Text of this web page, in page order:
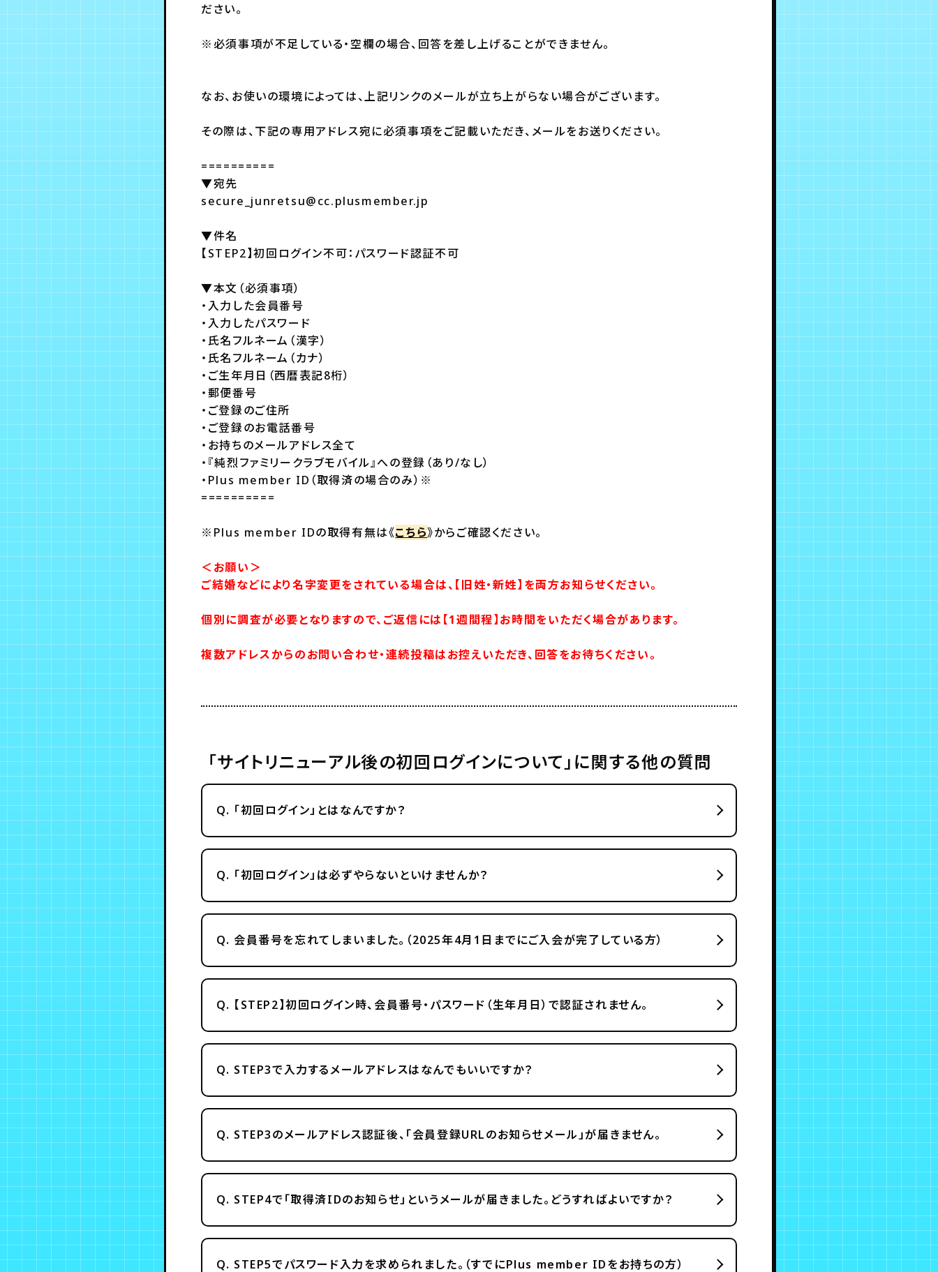
ださい。
※必須事項が不足している・空欄の場合、回答を差し上げることができません。
なお、お使いの環境によっては、上記リンクのメールが立ち上がらない場合がございます。
その際は、下記の専用アドレス宛に必須事項をご記載いただき、メールをお送りください。
==========
▼宛先
secure_junretsu@cc.plusmember.jp
▼件名
【STEP2】初回ログイン不可：パスワード認証不可
▼本文（必須事項）
・入力した会員番号
・入力したパスワード
・氏名フルネーム（漢字）
・氏名フルネーム（カナ）
・ご生年月日（西暦表記8桁）
・郵便番号
・ご登録のご住所
・ご登録のお電話番号
・お持ちのメールアドレス全て
・『純烈ファミリークラブモバイル』への登録（あり/なし）
・Plus member ID（取得済の場合のみ）※
==========
※Plus member IDの取得有無は《こちら》からご確認ください。
＜お願い＞
ご結婚などにより名字変更をされている場合は、【旧姓・新姓】を両方お知らせください。
個別に調査が必要となりますので、ご返信には【1週間程】お時間をいただく場合があります。
複数アドレスからのお問い合わせ・連続投稿はお控えいただき、回答をお待ちください。
「サイトリニューアル後の初回ログインについて」に関する他の質問
Q. 「初回ログイン」とはなんですか？
Q. 「初回ログイン」は必ずやらないといけませんか？
Q. 会員番号を忘れてしまいました。（2025年4月1日までにご入会が完了している方）
Q. 【STEP2】初回ログイン時、会員番号・パスワード（生年月日）で認証されません。
Q. STEP3で入力するメールアドレスはなんでもいいですか？
Q. STEP3のメールアドレス認証後、「会員登録URLのお知らせメール」が届きません。
Q. STEP4で「取得済IDのお知らせ」というメールが届きました。どうすればよいですか？
Q. STEP5でパスワード入力を求められました。（すでにPlus member IDをお持ちの方）